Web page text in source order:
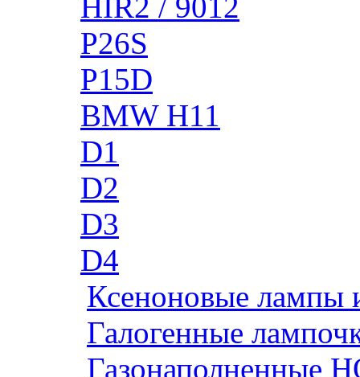
P26S
P15D
BMW H11
D1
D2
D3
D4
Ксеноновые лампы
Галогенные
Газонаполненные